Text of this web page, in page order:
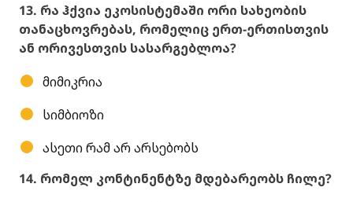
13. რა ჰქვია ეკოსისტემაში ორი სახეობის
თანაცხოვრებას, რომელიც ერთ-ერთისთვის
ან ორივესთვის სასარგებლოა?
მიმიკრია
სიმბიოზი
ასეთი რამ არ არსებობს
14. რომელ კონტინენტზე მდებარეობს ჩილე?